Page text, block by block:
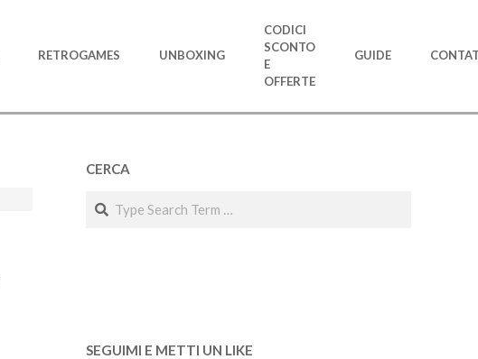
RETROGAMES UNBOXING
CODICI
SCONTO
E
OFFERTE
GUIDE
CERCA
Search
SEGUIMI E METTI UN LIKE